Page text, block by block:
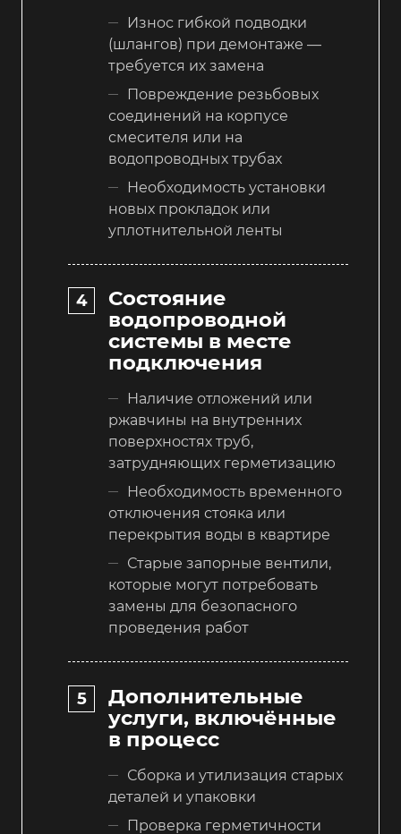
Износ гибкой подводки
(шлангов) при демонтаже —
требуется их замена
Повреждение резьбовых
соединений на корпусе
смесителя или на
водопроводных трубах
Необходимость установки
новых прокладок или
уплотнительной ленты
Состояние
водопроводной
системы в месте
подключения
Наличие отложений или
ржавчины на внутренних
поверхностях труб,
затрудняющих герметизацию
Необходимость временного
отключения стояка или
перекрытия воды в квартире
Старые запорные вентили,
которые могут потребовать
замены для безопасного
проведения работ
Дополнительные
услуги, включённые
в процесс
Сборка и утилизация старых
деталей и упаковки
Проверка герметичности